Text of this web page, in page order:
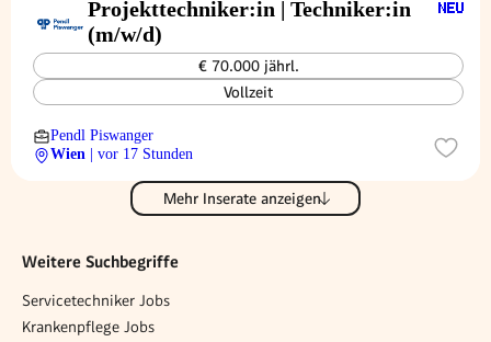
Projekttechniker:in | Techniker:in
(m/w/d)
€ 70.000 jährl.
Vollzeit
Pendl Piswanger
Wien
| vor 17 Stunden
Mehr Inserate anzeigen
Weitere Suchbegriffe
Servicetechniker Jobs
Krankenpflege Jobs